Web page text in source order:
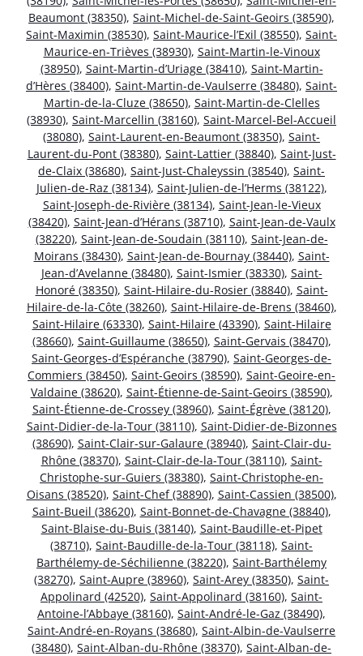
Beaumont (38350), Saint-Michel-de-Saint-Geoirs (38590),
Saint-Maximin (38530), Saint-Maurice-l’Exil (38550), Saint-
Maurice-en-Trièves (38930), Saint-Martin-le-Vinoux
(38950), Saint-Martin-d’Uriage (38410), Saint-Martin-
d’Hères (38400), Saint-Martin-de-Vaulserre (38480), Saint-
Martin-de-la-Cluze (38650), Saint-Martin-de-Clelles
(38930), Saint-Marcellin (38160), Saint-Marcel-Bel-Accueil
(38080), Saint-Laurent-en-Beaumont (38350), Saint-
Laurent-du-Pont (38380), Saint-Lattier (38840), Saint-Just-
de-Claix (38680), Saint-Just-Chaleyssin (38540), Saint-
Julien-de-Raz (38134), Saint-Julien-de-l’Herms (38122),
Saint-Joseph-de-Rivière (38134), Saint-Jean-le-Vieux
(38420), Saint-Jean-d’Hérans (38710), Saint-Jean-de-Vaulx
(38220), Saint-Jean-de-Soudain (38110), Saint-Jean-de-
Moirans (38430), Saint-Jean-de-Bournay (38440), Saint-
Jean-d’Avelanne (38480), Saint-Ismier (38330), Saint-
Honoré (38350), Saint-Hilaire-du-Rosier (38840), Saint-
Hilaire-de-la-Côte (38260), Saint-Hilaire-de-Brens (38460),
Saint-Hilaire (63330), Saint-Hilaire (43390), Saint-Hilaire
(38660), Saint-Guillaume (38650), Saint-Gervais (38470),
Saint-Georges-d’Espéranche (38790), Saint-Georges-de-
Commiers (38450), Saint-Geoirs (38590), Saint-Geoire-en-
Valdaine (38620), Saint-Étienne-de-Saint-Geoirs (38590),
Saint-Étienne-de-Crossey (38960), Saint-Égrève (38120),
Saint-Didier-de-la-Tour (38110), Saint-Didier-de-Bizonnes
(38690), Saint-Clair-sur-Galaure (38940), Saint-Clair-du-
Rhône (38370), Saint-Clair-de-la-Tour (38110), Saint-
Christophe-sur-Guiers (38380), Saint-Christophe-en-
Oisans (38520), Saint-Chef (38890), Saint-Cassien (38500),
Saint-Bueil (38620), Saint-Bonnet-de-Chavagne (38840),
Saint-Blaise-du-Buis (38140), Saint-Baudille-et-Pipet
(38710), Saint-Baudille-de-la-Tour (38118), Saint-
Barthélemy-de-Séchilienne (38220), Saint-Barthélemy
(38270), Saint-Aupre (38960), Saint-Arey (38350), Saint-
Appolinard (42520), Saint-Appolinard (38160), Saint-
Antoine-l’Abbaye (38160), Saint-André-le-Gaz (38490),
Saint-André-en-Royans (38680), Saint-Albin-de-Vaulserre
(38480), Saint-Alban-du-Rhône (38370), Saint-Alban-de-